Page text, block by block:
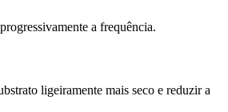
a frequência.
ligeiramente mais seco e reduzir a